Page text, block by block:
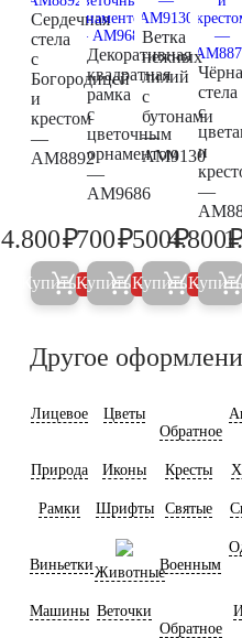
Сердечная
стела
с
Богородицей
и
крестом
—
AM8892
5.000
4.800₽
Купить 5%
Декоративная
квадратная
рамка
с
цветочным
орнаментом
—
AM9686
700
700₽
Купить 5%
Ветка
нежных
лилий
с
бутонами
—
AM9130
500
500₽
Купить 5%
стела
с
и
—
4.800
Купить
Другое
Лицевое
Цветы
Обратное
Природа Иконы Кресты
Рамки Шрифты Святые
ВиньеткиЖивотныеВоенным
Машины Веточки
Обратное